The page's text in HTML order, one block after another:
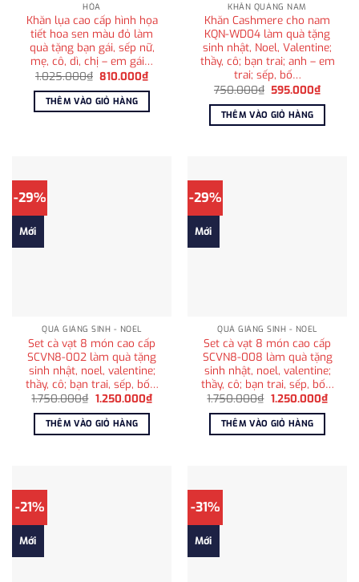
HỎA
Khăn lụa cao cấp hình họa
tiết hoa sen màu đỏ làm
quà tặng bạn gái, sếp nữ,
mẹ, cô, dì, chị – em gái…
1.025.000₫ Giá
là:
1.025.000₫.
810.000₫Giá
hiện
tại
810.000₫.
THÊM VÀO GIỎ HÀNG
KHĂN QUÀNG NAM
Khăn Cashmere cho nam
KQN-WD04 làm quà tặng
sinh nhật, Noel, Valentine;
thầy, cô; bạn trai; anh – em
trai; sếp, bố…
750.000₫ Giá
là:
750.000₫.
595.000₫Giá
hiện
tại
THÊM VÀO GIỎ HÀNG
-29%
Mới
QUÀ GIÁNG SINH - NOEL
Set cà vạt 8 món cao cấp
SCVN8-002 làm quà tặng
sinh nhật, noel, valentine;
thầy, cô; bạn trai, sếp, bố…
1.750.000₫ Giá
là:
1.750.000₫.
1.250.000₫Giá
1.250.000₫.
THÊM VÀO GIỎ HÀNG
-29%
Mới
QUÀ GIÁNG SINH - NOEL
Set cà vạt 8 món cao cấp
SCVN8-008 làm quà tặng
sinh nhật, noel, valentine;
thầy, cô; bạn trai, sếp, bố…
1.750.000₫ Giá
là:
1.750.000₫.
1.250.000₫Giá
THÊM VÀO GIỎ HÀNG
-21%
Mới
-31%
Mới